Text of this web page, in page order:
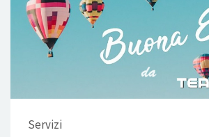
Servizi